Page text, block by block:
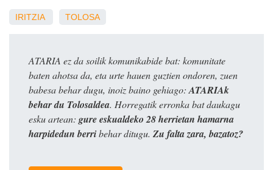
IRITZIA TOLOSA
ATARIA ez da soilik komunikabide bat: komunitate
baten ahotsa da, eta urte hauen guztien ondoren, zuen
babesa behar dugu, inoiz baino gehiago:ATARIAk
behar du Tolosaldea. Horregatik erronka bat daukagu
esku artean: gure eskualdeko 28 herrietan hamarna
harpidedun berribehar ditugu. Zu falta zara, bazatoz?